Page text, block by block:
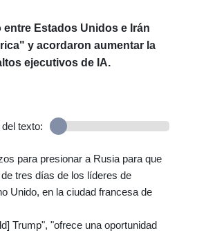
Estados Unidos e Irán
y acordaron aumentar la
ejecutivos de IA.
texto:
para presionar a Rusia para que
tres días de los líderes de
Unido, en la ciudad francesa de
Trump", "ofrece una oportunidad